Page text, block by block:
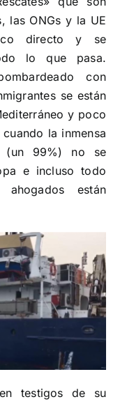
las ONGs y la UE
directo y se
lo que pasa.
con
se están
y poco
la inmensa
(un 99%) no se
e incluso todo
están
testigos de su